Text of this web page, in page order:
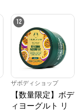
12
ザボディショップ
【数量限定】ボデ
ィヨーグルト リ